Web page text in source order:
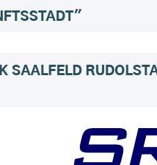
SAALFELD